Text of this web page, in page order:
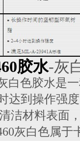
胶水-灰
白色胶水是
达到操作强
洁材料表面
灰白色属